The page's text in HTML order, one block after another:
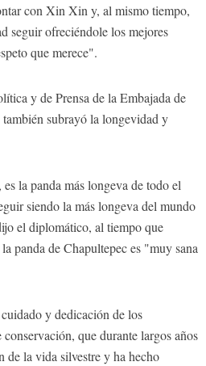
con Xin Xin y, al mismo tiempo,
seguir ofreciéndole los mejores
que merece".
y de Prensa de la Embajada de
subrayó la longevidad y
la panda más longeva de todo el
siendo la más longeva del mundo
el diplomático, al tiempo que
panda de Chapultepec es "muy sana
y dedicación de los
conservación, que durante largos años
de la vida silvestre y ha hecho